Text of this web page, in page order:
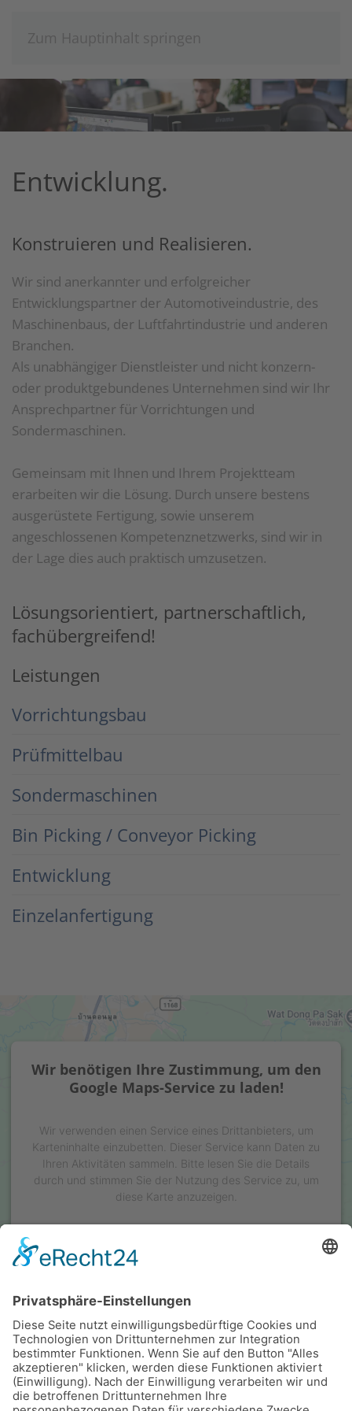
Zum Hauptinhalt springen
Entwicklung.
Konstruieren und Realisieren.
Wir sind anerkannter und erfolgreicher
Entwicklungspartner der Automotiveindustrie, des
Maschinenbaus, der Luftfahrtindustrie und anderen
Branchen.
Als unabhängiger Dienstleister und nicht konzern-
oder produktgebundenes Unternehmen sind wir Ihr
Ansprechpartner für Vorrichtungen und
Sondermaschinen.
Gemeinsam mit Ihnen und Ihrem Projektteam
erarbeiten wir die Lösung. Durch unsere bestens
ausgerüstete Fertigung, sowie unserem
angeschlossenen Kompetenznetzwerks, sind wir in
der Lage dies auch praktisch umzusetzen.
Lösungsorientiert, partnerschaftlich,
fachübergreifend!
Leistungen
Vorrichtungsbau
Prüfmittelbau
Sondermaschinen
Bin Picking / Conveyor Picking
Entwicklung
Einzelanfertigung
Wir benötigen Ihre Zustimmung, um den
Google Maps-Service zu laden!
Wir verwenden einen Service eines Drittanbieters, um
Karteninhalte einzubetten. Dieser Service kann Daten zu
Ihren Aktivitäten sammeln. Bitte lesen Sie die Details
durch und stimmen Sie der Nutzung des Service zu, um
diese Karte anzuzeigen.
powered by Usercentrics Consent Management Platform